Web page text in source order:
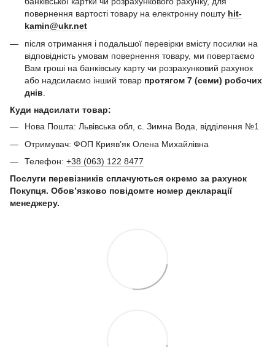
повернення вартості товару на електронну пошту hit-
kamin@ukr.net
після отримання і подальшої перевірки вмісту посилки на
відповідність умовам повернення товару, ми повертаємо
Вам гроші на банківську карту чи розрахунковий рахунок
або надсилаємо інший товар протягом 7 (семи) робочих
днів
Куди надсилати товар:
Нова Пошта: Львівська обл, с. Зимна Вода, відділення №1
Отримувач: ФОП Криявʼяк Олена Михайлівна
Телефон: +38 (063) 122 8477
Послуги перевізників сплачуються окремо за рахунок
Покупця. Обов’язково повідомте номер декларації
менеджеру.